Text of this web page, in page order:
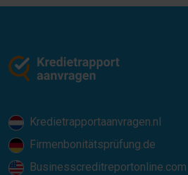
Kredietrapportaanvragen.nl
Firmenbonitätsprüfung.de
Businesscreditreportonline.com